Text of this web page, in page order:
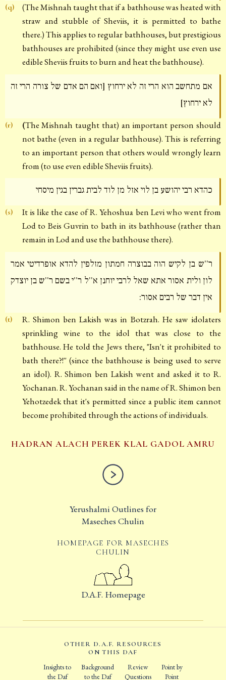
(q)
(The Mishnah taught that if a bathhouse was heated with
straw and stubble of Sheviis, it is permitted to bathe
there.) This applies to regular bathhouses, but prestigious
bathhouses are prohibited (since they might use even use
edible Sheviis fruits to burn and heat the bathhouse).
אם מתחשב הוא הרי זה לא ירחוץ [ואם הם אדם של צורה הרי זה
לא ירחוץ]
(r) (The Mishnah taught that) an important person should
not bathe (even in a regular bathhouse). This is referring
to an important person that others would wrongly learn
from (to use even edible Sheviis fruits).
כהדא רבי יהושע בן לוי אזל מן לוד לבית גברין בגין מיסחי
(s)
It is like the case of R. Yehoshua ben Levi who went from
Lod to Beis Guvrin to bath in its bathhouse (rather than
remain in Lod and use the bathhouse there).
ר''ש בן לקיש הוה בבוצרה חמתון מזלפין להדא אופרדיטי אמר
לון ולית אסור אתא שאל לרבי יוחנן א''ל ר''י בשם ר''ש בן יוצדק
אין דבר של רבים אסור:
(t)
R. Shimon ben Lakish was in Botzrah. He saw idolaters
sprinkling wine to the idol that was close to the
bathhouse. He told the Jews there, "Isn't it prohibited to
bath there?!'' (since the bathhouse is being used to serve
an idol). R. Shimon ben Lakish went and asked it to R.
Yochanan. R. Yochanan said in the name of R. Shimon ben
Yehotzedek that it's permitted since a public item cannot
become prohibited through the actions of individuals.
HADRAN ALACH PEREK KLAL GADOL AMRU
Yerushalmi Outlines for
Maseches Chulin
HOMEPAGE FOR MASECHES
CHULIN
D.A.F. Homepage
OTHER D.A.F. RESOURCES
ON THIS DAF
Insights to
the Daf
Background
to the Daf
Review
Questions
Point by
Point